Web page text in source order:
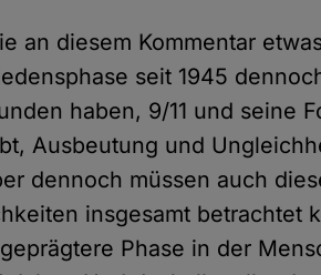
an diesem Kommentar
seit 1945
haben, 9/11 und seine
Ausbeutung und
dennoch müssen auch
insgesamt betrachtet
Phase in der